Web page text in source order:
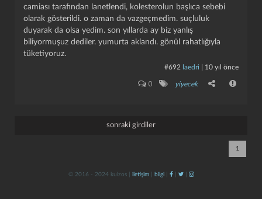
camiası tarafından lanetlendi, kolesterolun başlıca sebebi
olarak gösterildi. o zaman da vazgeçmedim. suçluluk
duyarak da olsa yedim. son yıllarda ay biz yanlış
biliyormuşuz dediler. yumurta aklandı. gönül rahatlığıyla
tüketiyoruz.
#692 laedri 10 yıl önce
0 yiyecek
sonraki girdiler
1
© 2016 - 2024 kulzos | iletişim| bilgi| | |